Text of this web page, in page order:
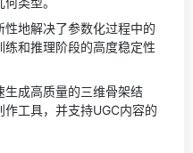
性地解决了参数化过程中的
和推理阶段的高度稳定性
生成高质量的三维骨架结
工具，并支持UGC内容的